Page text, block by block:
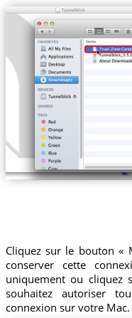
Trust.Zone-
Cliquez sur le bouton «
conserver cette
uniquement ou cliquez
souhaitez autoriser
connexion sur votre Mac.